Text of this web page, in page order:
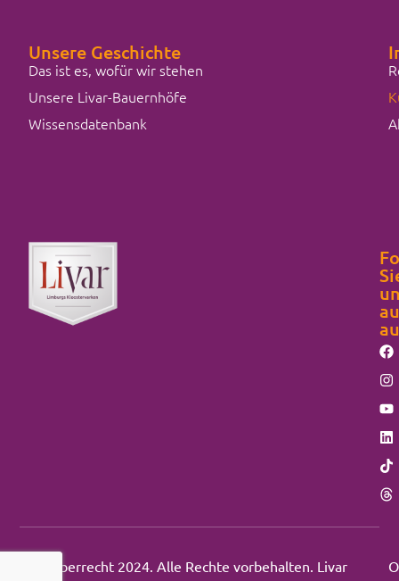
Unsere Geschichte
Das ist es, wofür wir stehen
Unsere Livar-Bauernhöfe
Wissensdatenbank
Urheberrecht 2024. Alle Rechte vorbehalten. Livar